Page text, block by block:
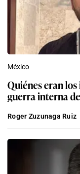
México
Quiénes eran
guerra interna
Roger Zuzunaga Ruiz